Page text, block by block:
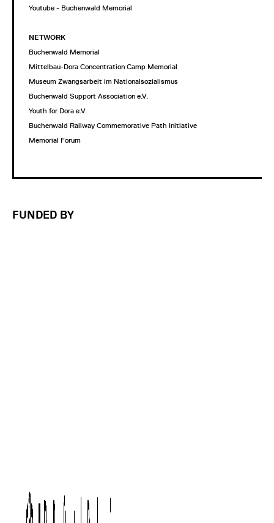
Youtube - Buchenwald Memorial
NETWORK
Buchenwald Memorial
Mittelbau-Dora Concentration Camp Memorial
Museum Zwangsarbeit im Nationalsozialismus
Buchenwald Support Association e.V.
Youth for Dora e.V.
Buchenwald Railway Commemorative Path Initiative
Memorial Forum
FUNDED BY